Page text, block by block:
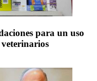
para un uso
veterinarios